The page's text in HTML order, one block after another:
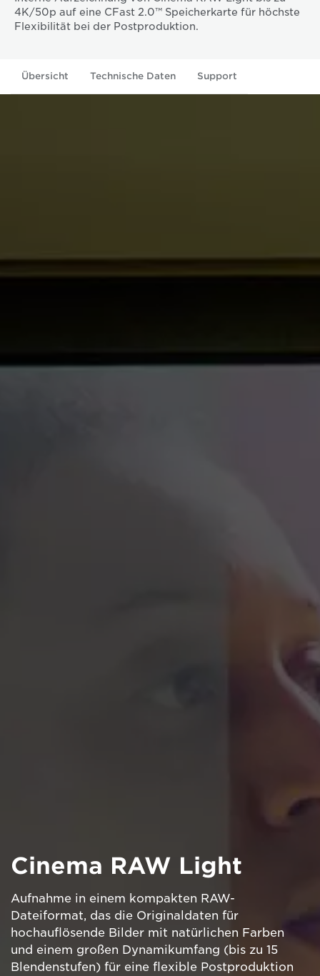
4K/50p auf eine CFast 2.0™ Speicherkarte für höchste
Flexibilität bei der Postproduktion.
Übersicht Technische Daten Support
Cinema RAW Light
Aufnahme in einem kompakten RAW-
Dateiformat, das die Originaldaten für
hochauflösende Bilder mit natürlichen Farben
und einem großen Dynamikumfang (bis zu 15
Blendenstufen) für eine flexible Postproduktion